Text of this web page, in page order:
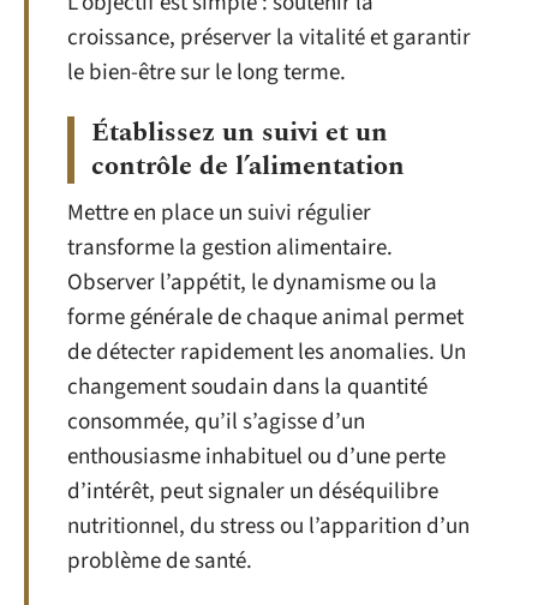
croissance, préserver la vitalité et garantir
le bien-être sur le long terme.
Établissez un suivi et un
contrôle de l’alimentation
Mettre en place un suivi régulier
transforme la gestion alimentaire.
Observer l’appétit, le dynamisme ou la
forme générale de chaque animal permet
de détecter rapidement les anomalies. Un
changement soudain dans la quantité
consommée, qu’il s’agisse d’un
enthousiasme inhabituel ou d’une perte
d’intérêt, peut signaler un déséquilibre
nutritionnel, du stress ou l’apparition d’un
problème de santé.